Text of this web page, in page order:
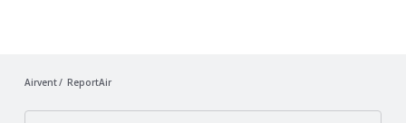
Airvent ReportAir